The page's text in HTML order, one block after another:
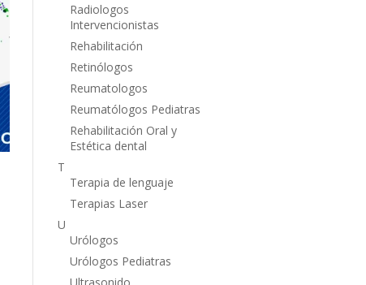
Radiologos
Intervencionistas
Rehabilitación
Retinólogos
Reumatologos
Reumatólogos Pediatras
Rehabilitación Oral y
Estética dental
T
Terapia de lenguaje
Terapias Laser
U
Urólogos
Urólogos Pediatras
Ultrasonido